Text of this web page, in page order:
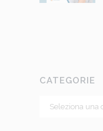
CATEGORIE